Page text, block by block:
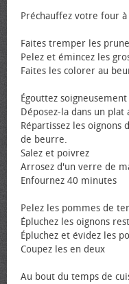
Préchauffez votre four à
Faites tremper les
Pelez et émincez les
Faites les colorer au
Égouttez
Déposez-la dans un
Répartissez les oignons
de beurre.
Salez et poivrez
Arrosez d'un verre de
Enfournez 40 minutes
Pelez les pommes de
Épluchez les oignons
Épluchez et évidez les
Coupez les en deux
Au bout du temps de